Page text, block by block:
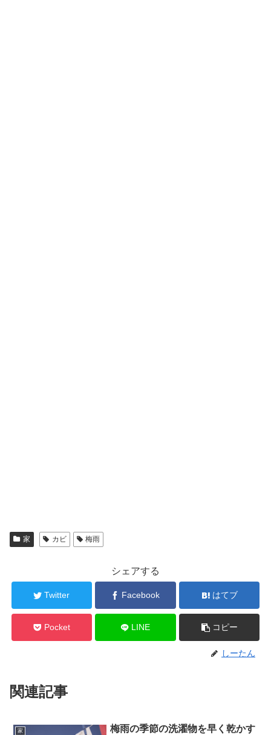
家 カビ 梅雨
シェアする
Twitter Facebook はてブ
Pocket LINE コピー
しーたん
関連記事
家
梅雨の季節の洗濯物を早く乾かす